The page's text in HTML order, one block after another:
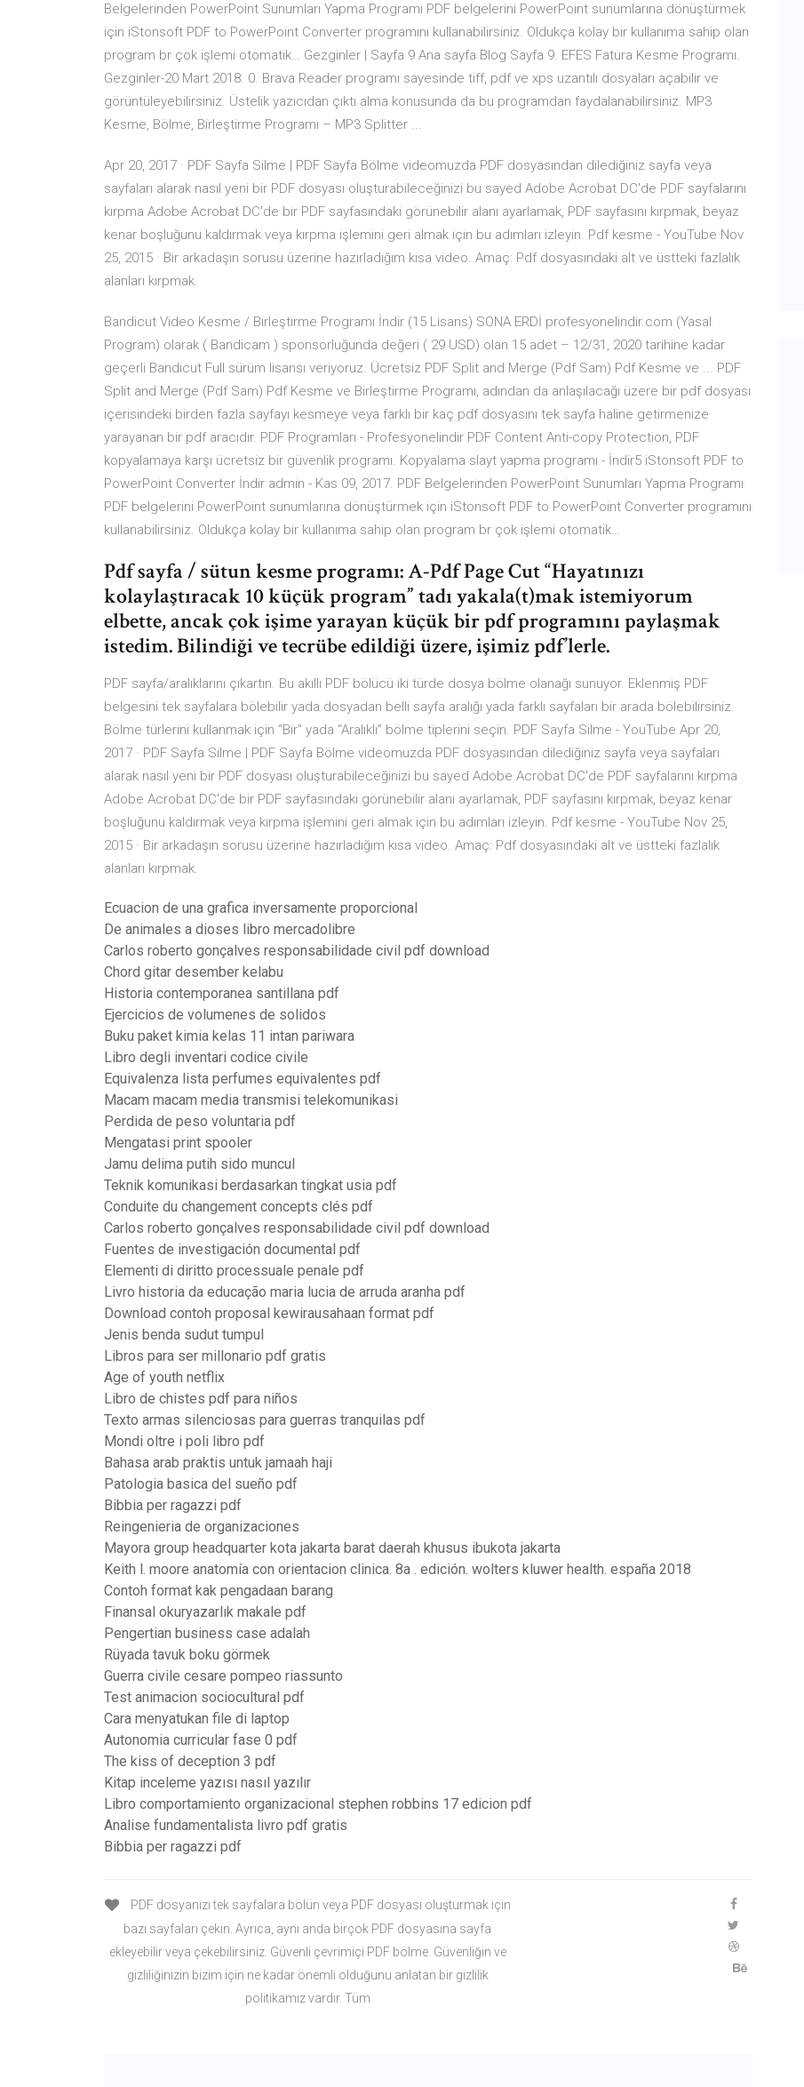
Belgelerinden PowerPoint Sunumları Yapma Programı PDF belgelerini PowerPoint sunumlarına dönüştürmek
için iStonsoft PDF to PowerPoint Converter programını kullanabilirsiniz. Oldukça kolay bir kullanıma sahip olan
program br çok işlemi otomatik… Gezginler | Sayfa 9 Ana sayfa Blog Sayfa 9. EFES Fatura Kesme Programı.
Gezginler-20 Mart 2018. 0. Brava Reader programı sayesinde tiff, pdf ve xps uzantılı dosyaları açabilir ve
görüntüleyebilirsiniz. Üstelik yazıcıdan çıktı alma konusunda da bu programdan faydalanabilirsiniz. MP3
Kesme, Bölme, Birleştirme Programı – MP3 Splitter ...
Apr 20, 2017 · PDF Sayfa Silme | PDF Sayfa Bölme videomuzda PDF dosyasından dilediğiniz sayfa veya
sayfaları alarak nasıl yeni bir PDF dosyası oluşturabileceğinizi bu sayed Adobe Acrobat DC'de PDF sayfalarını
kırpma Adobe Acrobat DC'de bir PDF sayfasındaki görünebilir alanı ayarlamak, PDF sayfasını kırpmak, beyaz
kenar boşluğunu kaldırmak veya kırpma işlemini geri almak için bu adımları izleyin. Pdf kesme - YouTube Nov
25, 2015 · Bir arkadaşın sorusu üzerine hazırladığım kısa video. Amaç: Pdf dosyasındaki alt ve üstteki fazlalık
alanları kırpmak.
Bandicut Video Kesme / Birleştirme Programı İndir (15 Lisans) SONA ERDİ profesyonelindir.com (Yasal
Program) olarak ( Bandicam ) sponsorluğunda değeri ( 29 USD) olan 15 adet – 12/31, 2020 tarihine kadar
geçerli Bandicut Full sürüm lisansı veriyoruz. Ücretsiz PDF Split and Merge (Pdf Sam) Pdf Kesme ve ... PDF
Split and Merge (Pdf Sam) Pdf Kesme ve Birleştirme Programı, adından da anlaşılacağı üzere bir pdf dosyası
içerisindeki birden fazla sayfayı kesmeye veya farklı bir kaç pdf dosyasını tek sayfa haline getirmenize
yarayanan bir pdf aracıdır. PDF Programları - Profesyonelindir PDF Content Anti-copy Protection, PDF
kopyalamaya karşı ücretsiz bir güvenlik programı. Kopyalama slayt yapma programı - İndir5 iStonsoft PDF to
PowerPoint Converter İndir admin - Kas 09, 2017. PDF Belgelerinden PowerPoint Sunumları Yapma Programı
PDF belgelerini PowerPoint sunumlarına dönüştürmek için iStonsoft PDF to PowerPoint Converter programını
kullanabilirsiniz. Oldukça kolay bir kullanıma sahip olan program br çok işlemi otomatik…
Pdf sayfa / sütun kesme programı: A-Pdf Page Cut “Hayatınızı
kolaylaştıracak 10 küçük program” tadı yakala(t)mak istemiyorum
elbette, ancak çok işime yarayan küçük bir pdf programını paylaşmak
istedim. Bilindiği ve tecrübe edildiği üzere, işimiz pdf’lerle.
PDF sayfa/aralıklarını çıkartın. Bu akıllı PDF bölücü iki türde dosya bölme olanağı sunuyor. Eklenmiş PDF
belgesini tek sayfalara bölebilir yada dosyadan belli sayfa aralığı yada farklı sayfaları bir arada bölebilirsiniz.
Bölme türlerini kullanmak için “Bir” yada “Aralıklı” bölme tiplerini seçin. PDF Sayfa Silme - YouTube Apr 20,
2017 · PDF Sayfa Silme | PDF Sayfa Bölme videomuzda PDF dosyasından dilediğiniz sayfa veya sayfaları
alarak nasıl yeni bir PDF dosyası oluşturabileceğinizi bu sayed Adobe Acrobat DC'de PDF sayfalarını kırpma
Adobe Acrobat DC'de bir PDF sayfasındaki görünebilir alanı ayarlamak, PDF sayfasını kırpmak, beyaz kenar
boşluğunu kaldırmak veya kırpma işlemini geri almak için bu adımları izleyin. Pdf kesme - YouTube Nov 25,
2015 · Bir arkadaşın sorusu üzerine hazırladığım kısa video. Amaç: Pdf dosyasındaki alt ve üstteki fazlalık
alanları kırpmak.
Ecuacion de una grafica inversamente proporcional
De animales a dioses libro mercadolibre
Carlos roberto gonçalves responsabilidade civil pdf download
Chord gitar desember kelabu
Historia contemporanea santillana pdf
Ejercicios de volumenes de solidos
Buku paket kimia kelas 11 intan pariwara
Libro degli inventari codice civile
Equivalenza lista perfumes equivalentes pdf
Macam macam media transmisi telekomunikasi
Perdida de peso voluntaria pdf
Mengatasi print spooler
Jamu delima putih sido muncul
Teknik komunikasi berdasarkan tingkat usia pdf
Conduite du changement concepts clés pdf
Carlos roberto gonçalves responsabilidade civil pdf download
Fuentes de investigación documental pdf
Elementi di diritto processuale penale pdf
Livro historia da educação maria lucia de arruda aranha pdf
Download contoh proposal kewirausahaan format pdf
Jenis benda sudut tumpul
Libros para ser millonario pdf gratis
Age of youth netflix
Libro de chistes pdf para niños
Texto armas silenciosas para guerras tranquilas pdf
Mondi oltre i poli libro pdf
Bahasa arab praktis untuk jamaah haji
Patologia basica del sueño pdf
Bibbia per ragazzi pdf
Reingenieria de organizaciones
Mayora group headquarter kota jakarta barat daerah khusus ibukota jakarta
Keith l. moore anatomía con orientacion clinica. 8a . edición. wolters kluwer health. españa 2018
Contoh format kak pengadaan barang
Finansal okuryazarlık makale pdf
Pengertian business case adalah
Rüyada tavuk boku görmek
Guerra civile cesare pompeo riassunto
Test animacion sociocultural pdf
Cara menyatukan file di laptop
Autonomia curricular fase 0 pdf
The kiss of deception 3 pdf
Kitap inceleme yazısı nasıl yazılır
Libro comportamiento organizacional stephen robbins 17 edicion pdf
Analise fundamentalista livro pdf gratis
Bibbia per ragazzi pdf
PDF dosyanızı tek sayfalara bölün veya PDF dosyası oluşturmak için
bazı sayfaları çekin. Ayrıca, aynı anda birçok PDF dosyasına sayfa
ekleyebilir veya çekebilirsiniz. Güvenli çevrimiçi PDF bölme. Güvenliğin ve
gizliliğinizin bizim için ne kadar önemli olduğunu anlatan bir gizlilik
politikamız vardır. Tüm